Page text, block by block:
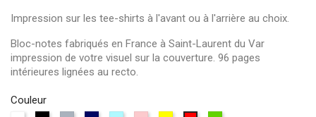
Impression sur les tee-shirts à l'avant ou à l'arrière au choix.
Bloc-notes fabriqués en France à Saint-Laurent du Var
impression de votre visuel sur la couverture. 96 pages
intérieures lignées au recto.
Couleur